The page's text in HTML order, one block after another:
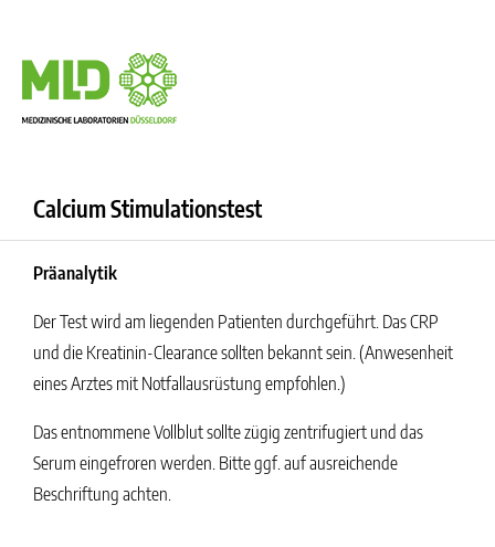
Calcium Stimulationstest
Präanalytik
Der Test wird am liegenden Patienten durchgeführt. Das CRP
und die Kreatinin-Clearance sollten bekannt sein. (Anwesenheit
eines Arztes mit Notfallausrüstung empfohlen.)
Das entnommene Vollblut sollte zügig zentrifugiert und das
Serum eingefroren werden. Bitte ggf. auf ausreichende
Beschriftung achten.